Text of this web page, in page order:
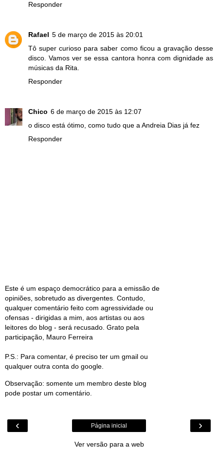
Responder
Rafael 5 de março de 2015 às 20:01
Tô super curioso para saber como ficou a gravação desse
disco. Vamos ver se essa cantora honra com dignidade as
músicas da Rita.
Responder
Chico 6 de março de 2015 às 12:07
o disco está ótimo, como tudo que a Andreia Dias já fez
Responder
Este é um espaço democrático para a emissão de
opiniões, sobretudo as divergentes. Contudo,
qualquer comentário feito com agressividade ou
ofensas - dirigidas a mim, aos artistas ou aos
leitores do blog - será recusado. Grato pela
participação, Mauro Ferreira
P.S.: Para comentar, é preciso ter um gmail ou
qualquer outra conta do google.
Observação: somente um membro deste blog
pode postar um comentário.
‹ ›
Página inicial
Ver versão para a web